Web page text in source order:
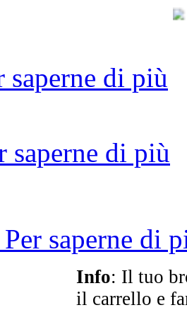
di
saperne di più
saperne di più
Per saperne di
Info: Il tuo
il carrello e